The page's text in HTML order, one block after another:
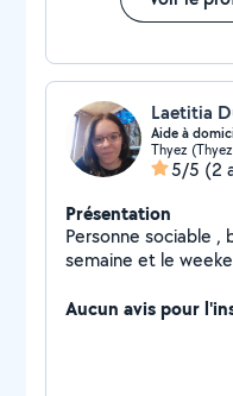
Laetitia
Aide à
Thyez
5/5 (2
Présentation
Personne sociable ,
semaine et le
Aucun avis pour